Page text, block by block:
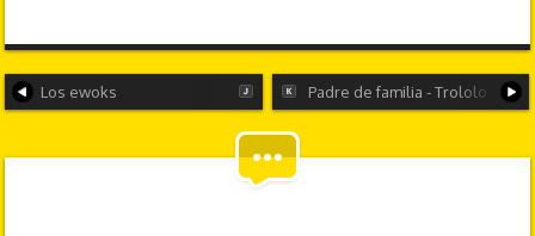
Los ewoks Padre de familia - Trololo